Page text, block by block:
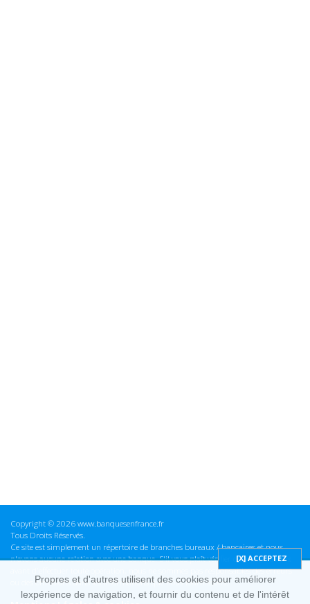
Copyright © 2026 www.banquesenfrance.fr
Tous Droits Réservés.
Ce site est simplement un répertoire de branches bureaux / bancaires et nous
n'avons aucune relation avec une banque. S'il vous plaît vérifier ces informations
avant d'effectuer toute opération, nous ne sommes pas responsables des erreurs
ou des omissions dans les informations que nous fournissons.
Propres et d'autres utilisent des cookies pour améliorer
lexpérience de navigation, et fournir du contenu et de l'intérêt